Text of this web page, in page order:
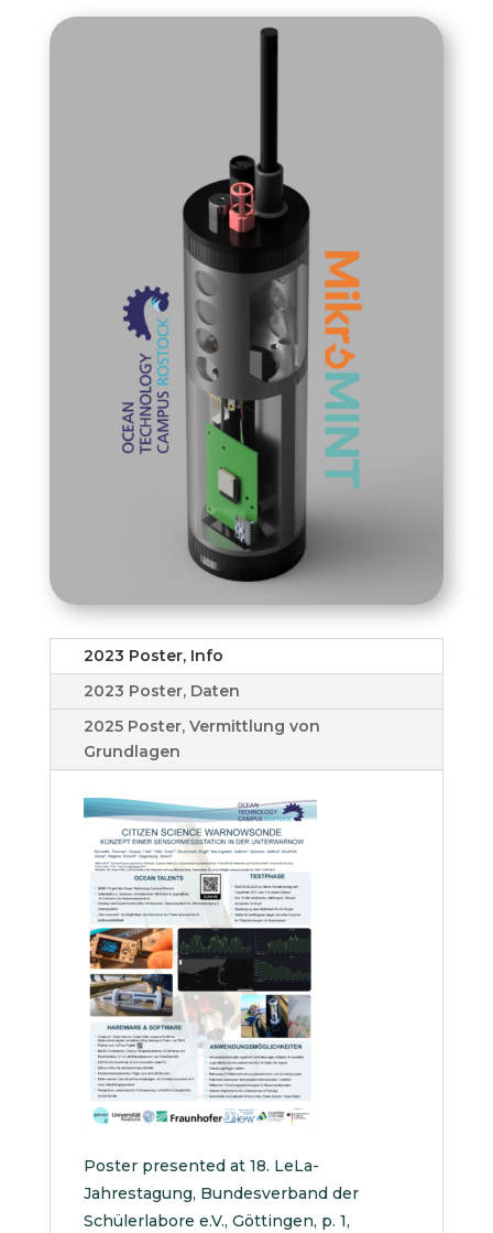
2023 Poster, Info
2023 Poster, Daten
2025 Poster, Vermittlung von
Grundlagen
Poster presented at 18. LeLa-
Jahrestagung, Bundesverband der
Schülerlabore e.V., Göttingen, p. 1,